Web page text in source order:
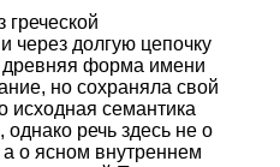
через долгую цепочку
древняя форма имени
но сохраняла свой
исходная семантика
речь здесь не о
о ясном внутреннем